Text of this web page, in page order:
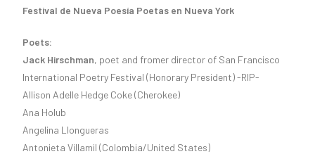
Festival de Nueva Poesía Poetas en Nueva York
Poets:
Jack Hirschman, poet and fromer director of San Francisco
International Poetry Festival (Honorary President) -RIP-
Allison Adelle Hedge Coke (Cherokee)
Ana Holub
Angelina Llongueras
Antonieta Villamil (Colombia/United States)